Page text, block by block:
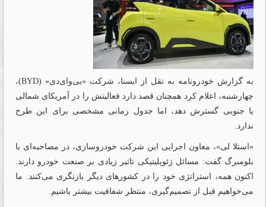
به گزارش خودرونامه به نقل از ایسنا، شرکت «بی‌وای‌دی» (BYD)،
چهارشنبه، اعلام کرد همچنان قصد دارد فعالیتش را در آمریکای شمالی
یا جنوبی گسترش دهد، اما جدول زمانی مشخصی برای این طرح
ندارد.
«استلا لی»، معاون اجرایی این شرکت خودروسازی، در مصاحبه‌ای با
بلومبرگ گفت: مسائل ژئوپلیتیکی تاثیر زیادی بر صنعت خودرو دارند.
اکنون همه، استراتژی خود را در کشورهای دیگر بازنگری می‌کنند. ما
می‌خواهیم قبل از تصمیم‌گیری، منتظر شفافیت بیشتر باشیم.